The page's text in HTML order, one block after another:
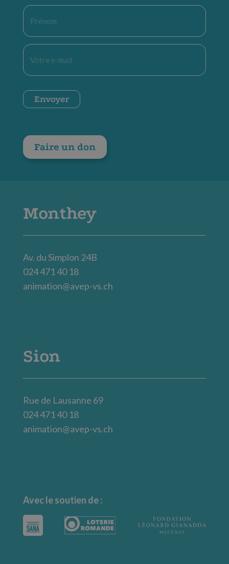
Prénom
E-
mail
CAPTCHA
Envoyer
Faire un don
Monthey
Av. du Simplon 24B
024 471 40 18
animation@avep-vs.ch
Sion
Rue de Lausanne 69
024 471 40 18
animation@avep-vs.ch
Avec le soutien de :